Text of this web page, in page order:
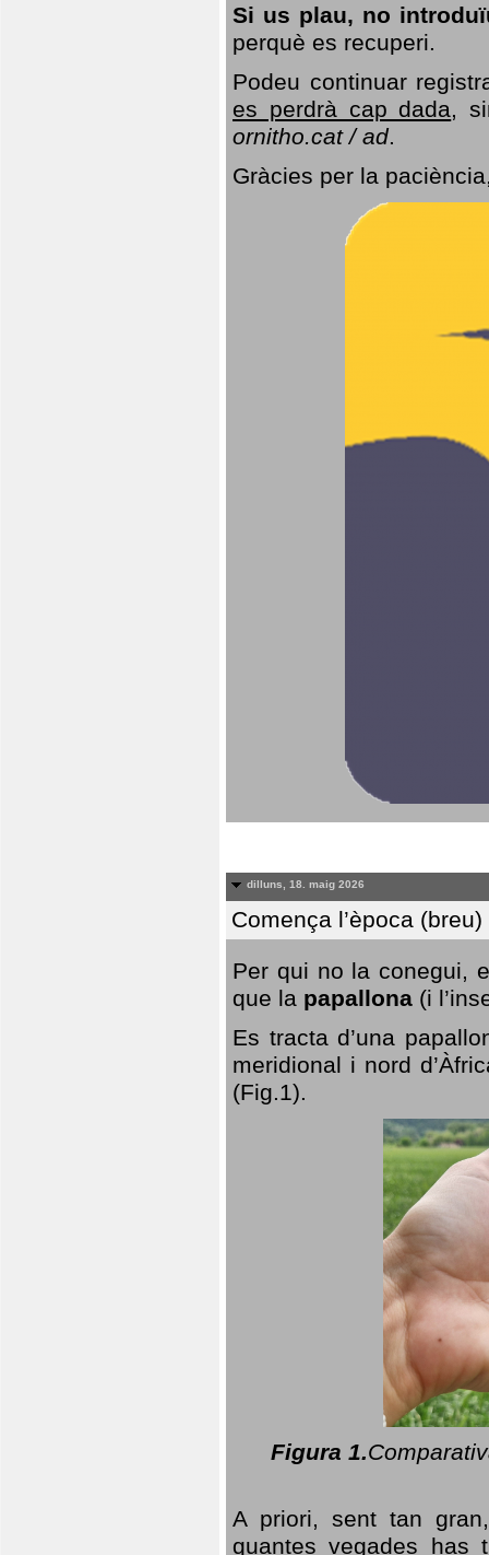
Si us plau, no
perquè es recuperi.
Podeu continuar
es perdrà cap dada,
ornitho.cat / ad.
Gràcies per la
dilluns, 18. maig 2026
Comença l’època
Per qui no la conegui,
que la papallona (i
Es tracta d’una
meridional i nord
(Fig.1).
Figura 1.
A priori, sent tan
quantes vegades has